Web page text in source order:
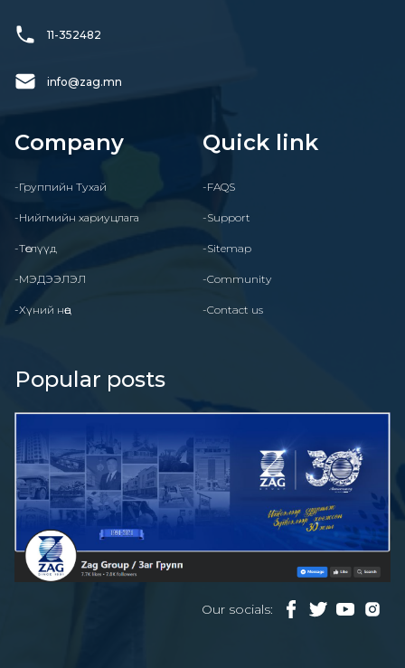
11-352482
info@zag.mn
Company
-Группийн Тухай
-Нийгмийн хариуцлага
-Төслүүд
-МЭДЭЭЛЭЛ
-Хүний нөөц
Quick link
-FAQS
-Support
-Sitemap
-Community
-Contact us
Popular posts
Our socials: